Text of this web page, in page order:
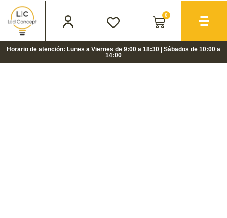
0
Horario de atención: Lunes a Viernes de 9:00 a 18:30 | Sábados de 10:00 a
14:00